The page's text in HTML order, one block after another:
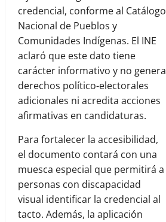
credencial, conforme al Catálogo
Nacional de Pueblos y
Comunidades Indígenas. El INE
aclaró que este dato tiene
carácter informativo y no genera
derechos político-electorales
adicionales ni acredita acciones
afirmativas en candidaturas.
Para fortalecer la accesibilidad,
el documento contará con una
muesca especial que permitirá a
personas con discapacidad
visual identificar la credencial al
tacto. Además, la aplicación